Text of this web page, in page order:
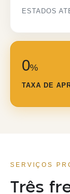
ESTADOS
0%
TAXA DE
SERVIÇOS
Três